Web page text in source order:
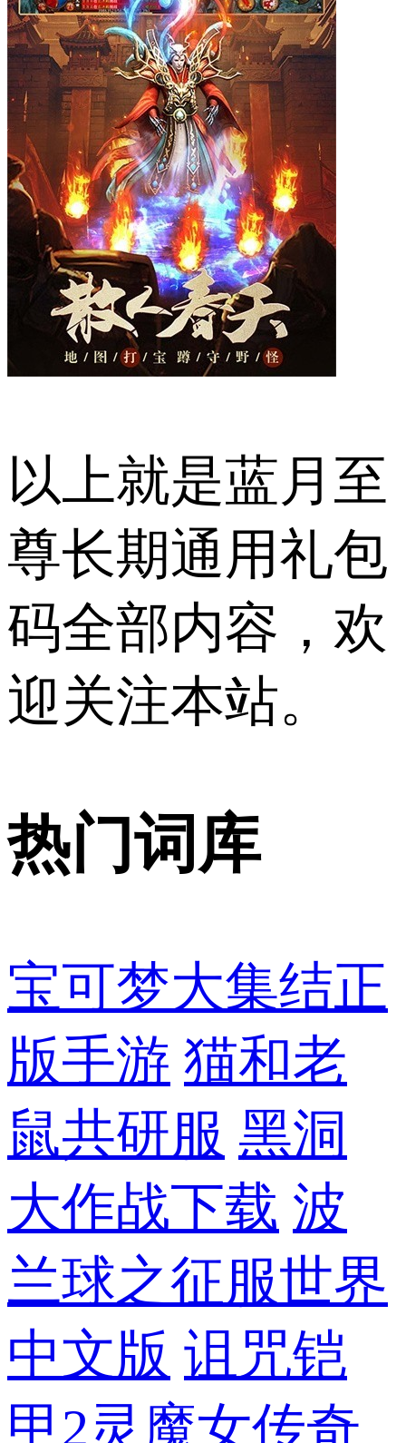
以上就是蓝月至
尊长期通用礼包
码全部内容，欢
迎关注本站。
热门词库
宝可梦大集结正
版手游 猫和老
鼠共研服 黑洞
大作战下载 波
兰球之征服世界
中文版 诅咒铠
甲2灵魔女传奇